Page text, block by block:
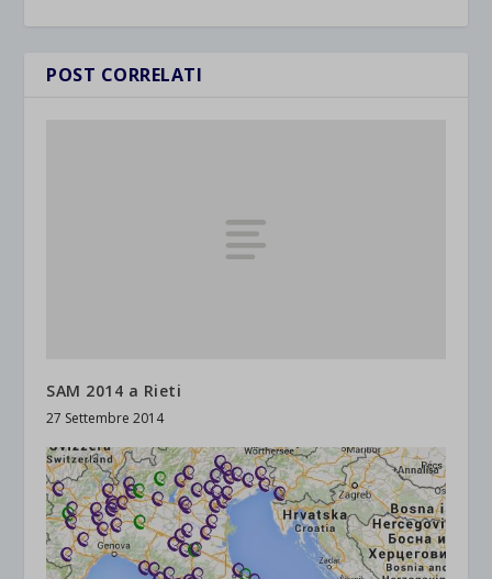
POST CORRELATI
SAM 2014 a Rieti
27 Settembre 2014